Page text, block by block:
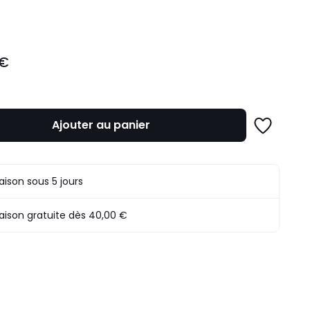
Ajouter au panier
Ajouter
sous 5 jours
gratuite dès 40,00 €